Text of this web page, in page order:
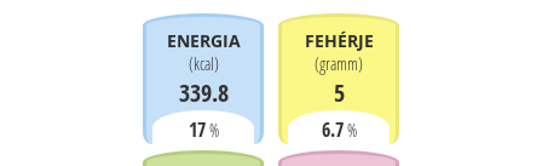
ENERGIA
(kcal)
339.8
17%
FEHÉRJE
(gramm)
5
6.7%